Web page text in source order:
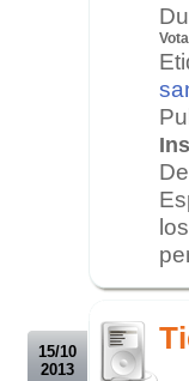
15/10
2013